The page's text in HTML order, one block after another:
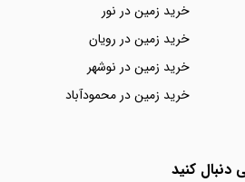
خرید زمین در نور
خرید زمین در رویان
خرید زمین در نوشهر
خرید زمین در محمودآباد
دنبال کنید